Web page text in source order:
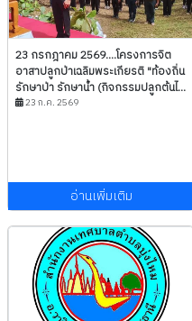
23 กรกฎาคม 2569....โครงการจิต
อาสาปลูกป่าเฉลิมพระเกียรติ "ท้องถิ่น
รักษาป่า รักษาน้ำ (กิจกรรมปลูกต้นไ...
23 ก.ค. 2569
อ่านเพิ่มเติม